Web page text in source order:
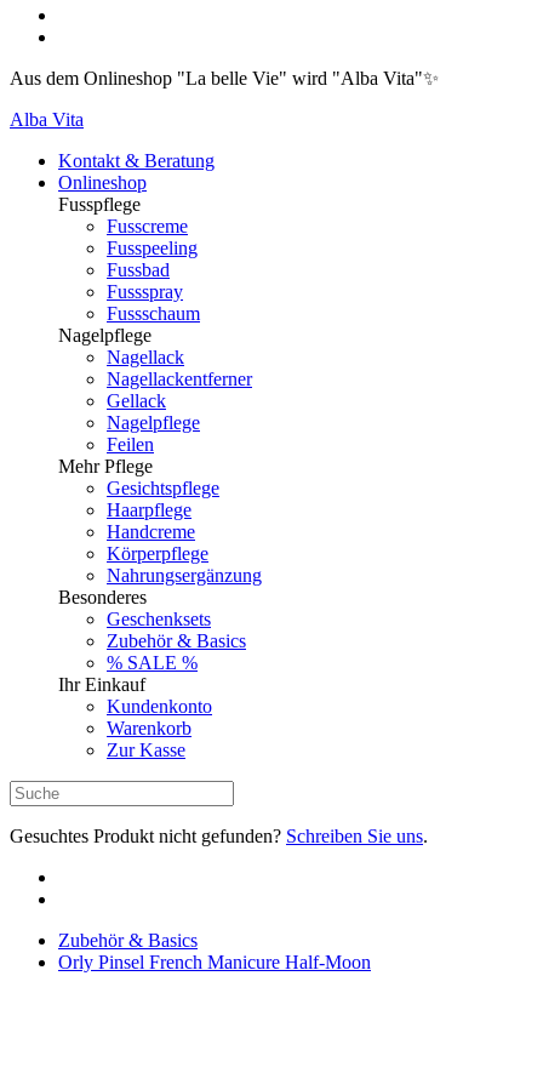
Aus dem Onlineshop "La belle Vie" wird "Alba Vita"✨
Alba Vita
Kontakt & Beratung
Onlineshop
Fusspflege
Fusscreme
Fusspeeling
Fussbad
Fussspray
Fussschaum
Nagelpflege
Nagellack
Nagellackentferner
Gellack
Nagelpflege
Feilen
Mehr Pflege
Gesichtspflege
Haarpflege
Handcreme
Körperpflege
Nahrungsergänzung
Besonderes
Geschenksets
Zubehör & Basics
% SALE %
Ihr Einkauf
Kundenkonto
Warenkorb
Zur Kasse
Gesuchtes Produkt nicht gefunden? Schreiben Sie uns.
Zubehör & Basics
Orly Pinsel French Manicure Half-Moon